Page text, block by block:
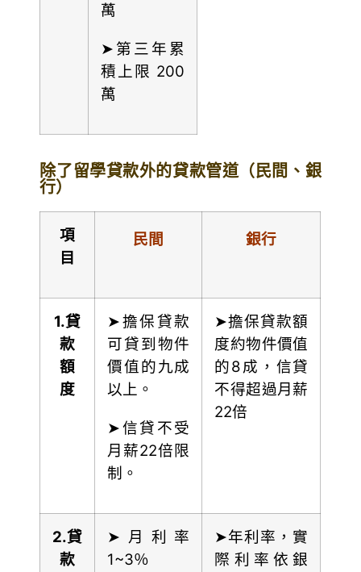
萬
➤第三年累
積上限 200
萬
除了留學貸款外的貸款管道（民間、銀
行）
項
目
民間 銀行
1.貸
款
額
度
➤擔保貸款
可貸到物件
價值的九成
以上。
➤信貸不受
月薪22倍限
制。
➤擔保貸款額
度約物件價值
的8成，信貸
不得超過月薪
22倍
2.貸
款
➤月利率
1~3％
➤年利率，實
際利率依銀